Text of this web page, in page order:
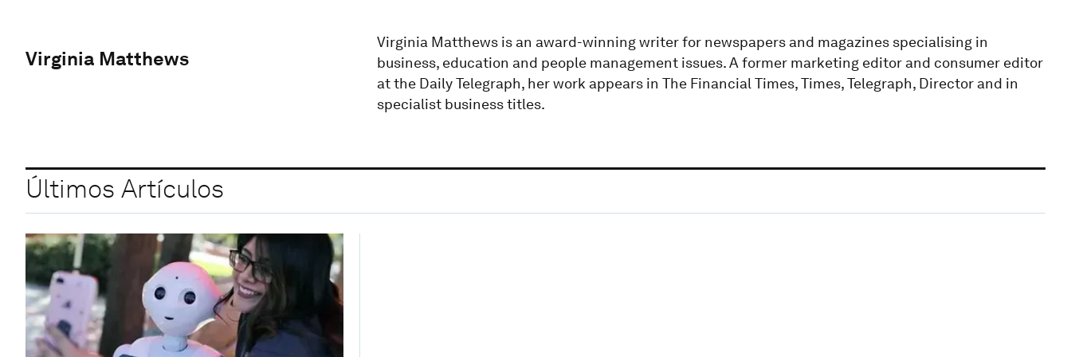
Virginia Matthews
Virginia Matthews is an award-winning writer for newspapers and magazines specialising in
business, education and people management issues. A former marketing editor and consumer editor
at the Daily Telegraph, her work appears in The Financial Times, Times, Telegraph, Director and in
specialist business titles.
Últimos Artículos